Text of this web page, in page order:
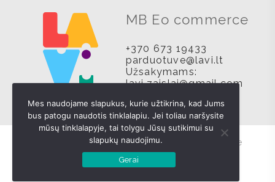
MB Eo commerce
+370 673 19433
parduotuve@lavi.lt
Užsakymams:
lavi.zaislai@gmail.com
© Visos teisės saugomos MB Eo commerce
Mes naudojame slapukus, kurie užtikrina, kad Jums
bus patogu naudotis tinklalapiu. Jei toliau naršysite
mūsų tinklalapyje, tai tolygu Jūsų sutikimui su
slapukų naudojimu.
Gerai